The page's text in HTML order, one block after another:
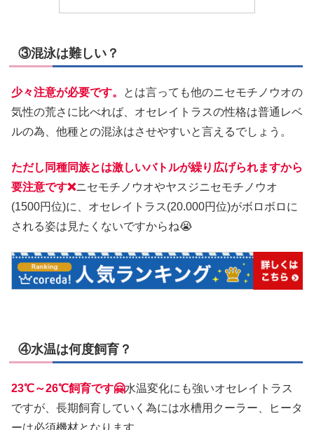
③混泳は難しい？
少々注意が必要です。
とは言っても他のニセモチノウオの
気性の荒さに比べれば、オセレイトラスの性格は普通レベ
ルの為、他種との混泳はさせやすいと言えるでしょう。
ただし同種同族とは激しいバトルが繰り広げられますから
要注意です❌ニセモチノウオやヤスジニセモチノウオ
(1500円位)に、オセレイトラス(20.000円位)がボロボロに
される姿は見たくないですからね😭
④水温は何度飼育？
23℃～26℃飼育です🤗水温変化にも強いオセレイトラス
ですが、長期飼育していく為には水槽用クーラー、ヒータ